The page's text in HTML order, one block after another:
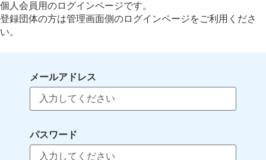
個人会員用のログインページです。
登録団体の方は管理画面側のログインページをご利用くださ
い。
メールアドレス
パスワード